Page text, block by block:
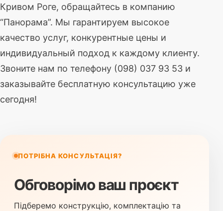
Кривом Роге, обращайтесь в компанию
“Панорама”. Мы гарантируем высокое
качество услуг, конкурентные цены и
индивидуальный подход к каждому клиенту.
Звоните нам по телефону (098) 037 93 53 и
заказывайте бесплатную консультацию уже
сегодня!
ПОТРІБНА КОНСУЛЬТАЦІЯ?
Обговорімо ваш проєкт
Підберемо конструкцію, комплектацію та